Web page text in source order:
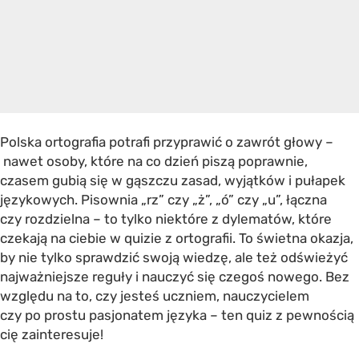
Polska ortografia potrafi przyprawić o zawrót głowy –
nawet osoby, które na co dzień piszą poprawnie,
czasem gubią się w gąszczu zasad, wyjątków i pułapek
językowych. Pisownia „rz” czy „ż”, „ó” czy „u”, łączna
czy rozdzielna – to tylko niektóre z dylematów, które
czekają na ciebie w quizie z ortografii. To świetna okazja,
by nie tylko sprawdzić swoją wiedzę, ale też odświeżyć
najważniejsze reguły i nauczyć się czegoś nowego. Bez
względu na to, czy jesteś uczniem, nauczycielem
czy po prostu pasjonatem języka – ten quiz z pewnością
cię zainteresuje!